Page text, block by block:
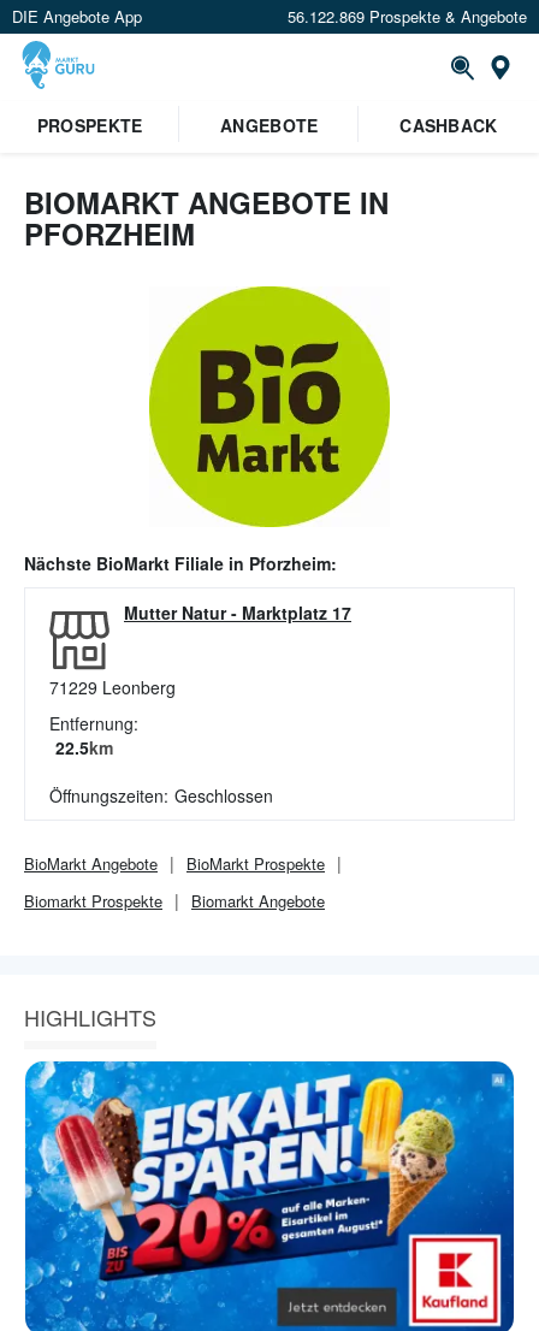
DIE Angebote App 56.122.869 Prospekte & Angebote
PROSPEKTE
ANGEBOTE CASHBACK
BIOMARKT ANGEBOTE IN
PFORZHEIM
Nächste BioMarkt Filiale in Pforzheim:
Mutter Natur- Marktplatz 17
71229 Leonberg
Entfernung:
22.5km
Öffnungszeiten: Geschlossen
BioMarkt Angebote BioMarkt Prospekte
Biomarkt Prospekte Biomarkt Angebote
HIGHLIGHTS